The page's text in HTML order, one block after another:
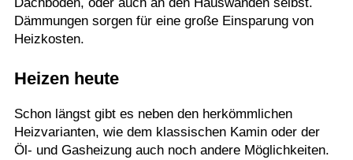
Dämmungen sorgen für eine große Einsparung von
Heizkosten.
Heizen heute
Schon längst gibt es neben den herkömmlichen
Heizvarianten, wie dem klassischen Kamin oder der
Öl- und Gasheizung auch noch andere Möglichkeiten.